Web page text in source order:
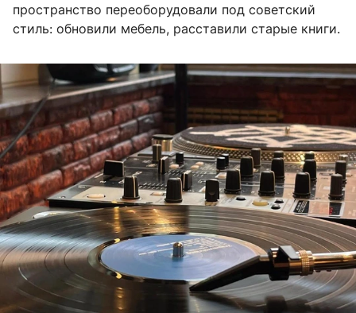
пространство переоборудовали под советский
стиль: обновили мебель, расставили старые книги.